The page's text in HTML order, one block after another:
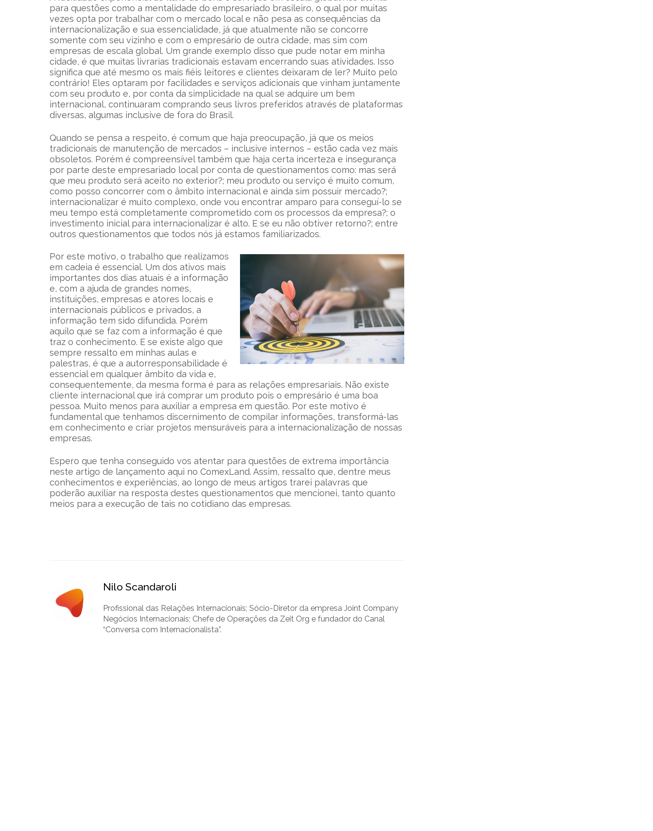
para questões como a mentalidade do empresariado brasileiro, o qual por muitas
vezes opta por trabalhar com o mercado local e não pesa as consequências da
internacionalização e sua essencialidade, já que atualmente não se concorre
somente com seu vizinho e com o empresário de outra cidade, mas sim com
empresas de escala global. Um grande exemplo disso que pude notar em minha
cidade, é que muitas livrarias tradicionais estavam encerrando suas atividades. Isso
significa que até mesmo os mais fiéis leitores e clientes deixaram de ler? Muito pelo
contrário! Eles optaram por facilidades e serviços adicionais que vinham juntamente
com seu produto e, por conta da simplicidade na qual se adquire um bem
internacional, continuaram comprando seus livros preferidos através de plataformas
diversas, algumas inclusive de fora do Brasil.
Quando se pensa a respeito, é comum que haja preocupação, já que os meios
tradicionais de manutenção de mercados – inclusive internos – estão cada vez mais
obsoletos. Porém é compreensível também que haja certa incerteza e insegurança
por parte deste empresariado local por conta de questionamentos como: mas será
que meu produto será aceito no exterior?; meu produto ou serviço é muito comum,
como posso concorrer com o âmbito internacional e ainda sim possuir mercado?;
internacionalizar é muito complexo, onde vou encontrar amparo para conseguí-lo se
meu tempo está completamente comprometido com os processos da empresa?; o
investimento inicial para internacionalizar é alto. E se eu não obtiver retorno?; entre
outros questionamentos que todos nós já estamos familiarizados.
Por este motivo, o trabalho que realizamos
em cadeia é essencial. Um dos ativos mais
importantes dos dias atuais é a informação
e, com a ajuda de grandes nomes,
instituições, empresas e atores locais e
internacionais públicos e privados, a
informação tem sido difundida. Porém
aquilo que se faz com a informação é que
traz o conhecimento. E se existe algo que
sempre ressalto em minhas aulas e
palestras, é que a autorresponsabilidade é
essencial em qualquer âmbito da vida e,
consequentemente, da mesma forma é para as relações empresariais. Não existe
cliente internacional que irá comprar um produto pois o empresário é uma boa
pessoa. Muito menos para auxiliar a empresa em questão. Por este motivo é
fundamental que tenhamos discernimento de compilar informações, transformá-las
em conhecimento e criar projetos mensuráveis para a internacionalização de nossas
empresas.
Espero que tenha conseguido vos atentar para questões de extrema importância
neste artigo de lançamento aqui no ComexLand. Assim, ressalto que, dentre meus
conhecimentos e experiências, ao longo de meus artigos trarei palavras que
poderão auxiliar na resposta destes questionamentos que mencionei, tanto quanto
meios para a execução de tais no cotidiano das empresas.
Nilo Scandaroli
Profissional das Relações Internacionais; Sócio-Diretor da empresa Joint Company
Negócios Internacionais; Chefe de Operações da Zeit Org e fundador do Canal
“Conversa com Internacionalista”.